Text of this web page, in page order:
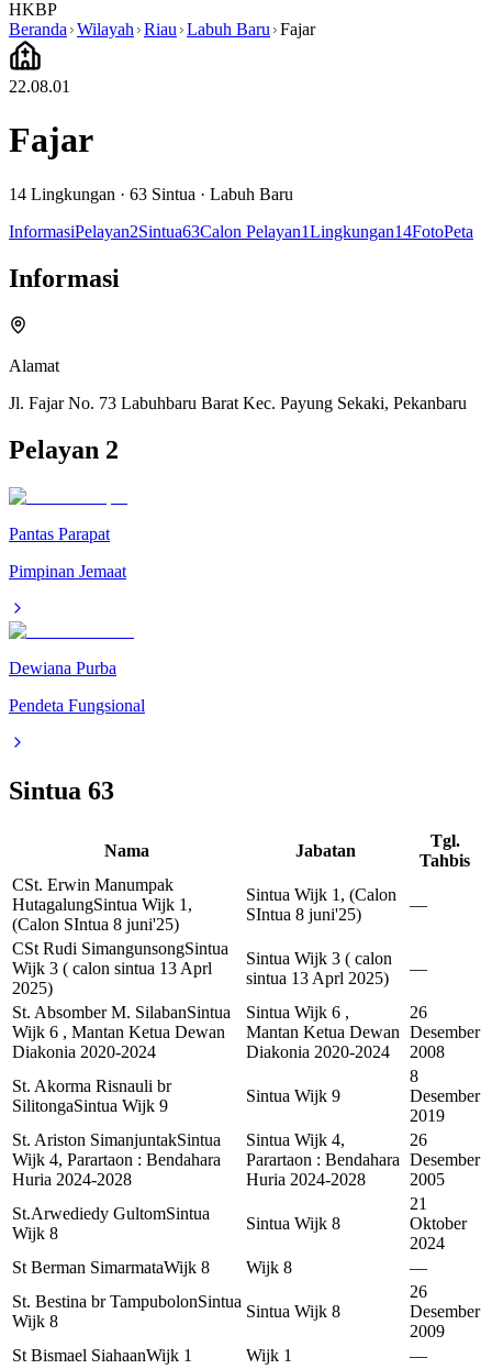
HKBP
Beranda Wilayah Riau Labuh Baru Fajar
22.08.01
Fajar
14 Lingkungan · 63 Sintua · Labuh Baru
InformasiPelayan2Sintua63Calon Pelayan1Lingkungan14FotoPeta
Informasi
Alamat
Jl. Fajar No. 73 Labuhbaru Barat Kec. Payung Sekaki, Pekanbaru
Pelayan 2
Pantas Parapat
Pimpinan Jemaat
Dewiana Purba
Pendeta Fungsional
Sintua 63
Nama Jabatan
Tgl.
Tahbis
CSt. Erwin Manumpak
HutagalungSintua Wijk 1,
(Calon SIntua 8 juni'25)
Sintua Wijk 1, (Calon
SIntua 8 juni'25)
—
CSt Rudi SimangunsongSintua
Wijk 3 ( calon sintua 13 Aprl
2025)
Sintua Wijk 3 ( calon
sintua 13 Aprl 2025)
—
St. Absomber M. SilabanSintua
Wijk 6 , Mantan Ketua Dewan
Diakonia 2020-2024
Sintua Wijk 6 ,
Mantan Ketua Dewan
Diakonia 2020-2024
26
Desember
2008
St. Akorma Risnauli br
SilitongaSintua Wijk 9
Sintua Wijk 9
8
Desember
2019
St. Ariston SimanjuntakSintua
Wijk 4, Parartaon : Bendahara
Huria 2024-2028
Sintua Wijk 4,
Parartaon : Bendahara
Huria 2024-2028
26
Desember
2005
St.Arwediedy GultomSintua
Wijk 8
Sintua Wijk 8
21
Oktober
2024
St Berman SimarmataWijk 8 Wijk 8
—
St. Bestina br TampubolonSintua
Wijk 8
Sintua Wijk 8
26
Desember
2009
St Bismael SiahaanWijk 1 Wijk 1 —